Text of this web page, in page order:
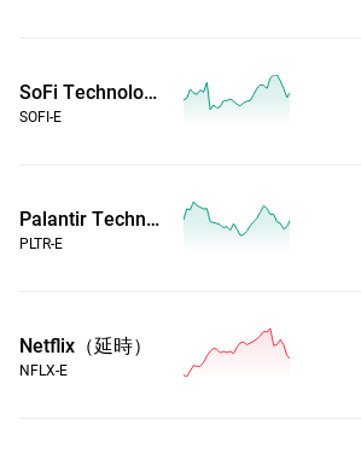
SoFi Technologies Inc（延時）
SOFI-E
Palantir Technologies Inc（延時）
PLTR-E
Netflix（延時）
NFLX-E